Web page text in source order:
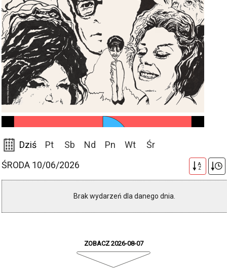
Dziś Pt Sb Nd Pn Wt
Śr
ŚRODA 10/06/2026
A
Z
Brak wydarzeń dla danego dnia.
ZOBACZ 2026-08-07